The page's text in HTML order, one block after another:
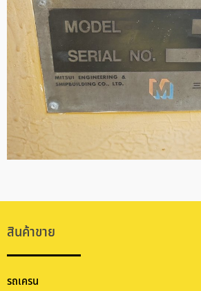
สินค้าขาย
รถเครน